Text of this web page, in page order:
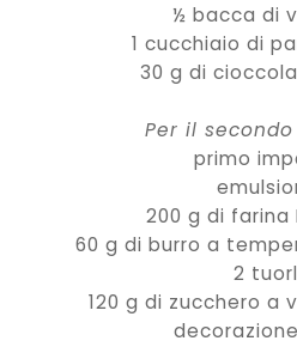
½ bacca di
1 cucchiaio di
30 g di
Per il
primo
200 g di farina
60 g di burro a
2
120 g di zucchero a